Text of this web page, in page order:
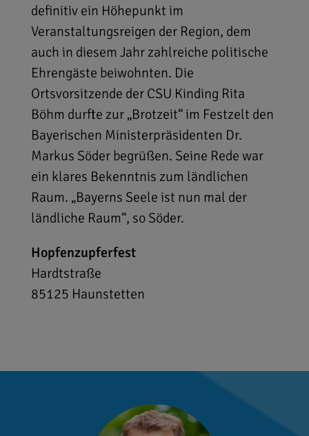
definitiv ein Höhepunkt im
Veranstaltungsreigen der Region, dem
auch in diesem Jahr zahlreiche politische
Ehrengäste beiwohnten. Die
Ortsvorsitzende der CSU Kinding Rita
Böhm durfte zur „Brotzeit“ im Festzelt den
Bayerischen Ministerpräsidenten Dr.
Markus Söder begrüßen. Seine Rede war
ein klares Bekenntnis zum ländlichen
Raum. „Bayerns Seele ist nun mal der
ländliche Raum“, so Söder.
Hopfenzupferfest
Hardtstraße
85125 Haunstetten